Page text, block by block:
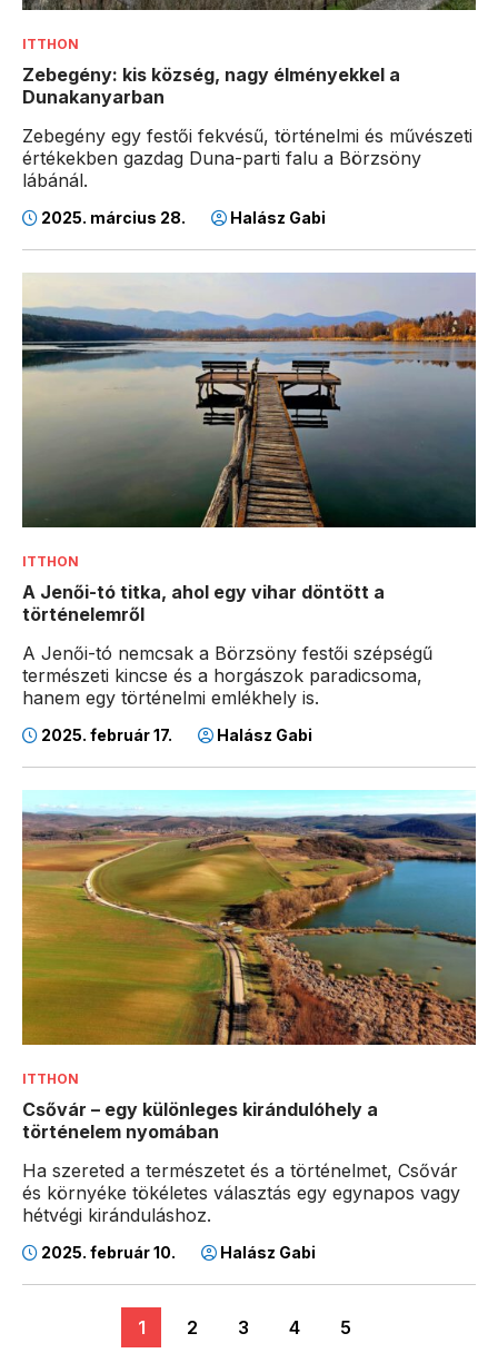
ITTHON
Zebegény: kis község, nagy élményekkel a
Dunakanyarban
Zebegény egy festői fekvésű, történelmi és művészeti
értékekben gazdag Duna-parti falu a Börzsöny
lábánál.
2025. március 28. Halász Gabi
ITTHON
A Jenői-tó titka, ahol egy vihar döntött a
történelemről
A Jenői-tó nemcsak a Börzsöny festői szépségű
természeti kincse és a horgászok paradicsoma,
hanem egy történelmi emlékhely is.
2025. február 17. Halász Gabi
ITTHON
Csővár – egy különleges kirándulóhely a
történelem nyomában
Ha szereted a természetet és a történelmet, Csővár
és környéke tökéletes választás egy egynapos vagy
hétvégi kiránduláshoz.
2025. február 10. Halász Gabi
1 2 3 4 5